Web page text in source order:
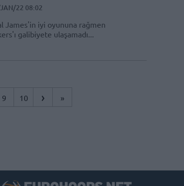
22 08:02
James'in iyi oyununa rağmen
galibiyete ulaşamadı...
9 10 › »